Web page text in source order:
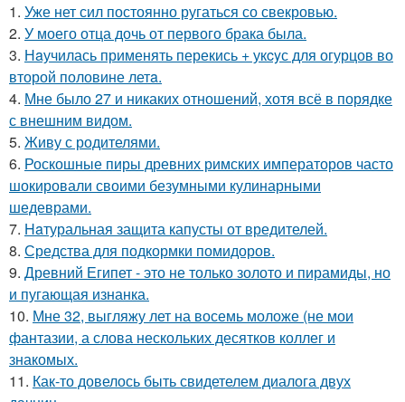
1. Уже нет сил постоянно ругаться со свекровью.
2. У моего отца дочь от первого брака была.
3. Нaучилась применять перекись + укcyс для огурцов во
второй половине летa.
4. Мне было 27 и никаких отношений, хотя всё в порядке
с внешним видом.
5. Живу с родителями.
6. Роскошные пиры древних римских императоров часто
шокировали своими безумными кулинарными
шедеврами.
7. Haтуральная защита капусты от вредителей.
8. Средства для подкормки помидоров.
9. Древний Египет - это не только золото и пирамиды, но
и пугающая изнанка.
10. Мне 32, выгляжу лет на восемь моложе (не мои
фантазии, а слова нескольких десятков коллег и
знакомых.
11. Как-то довелось быть свидетелем диалога двух